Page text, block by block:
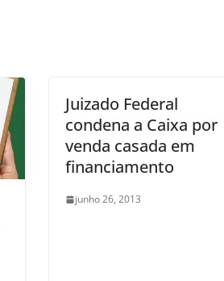
Juizado Federal
condena a Caixa por
venda casada em
financiamento
junho 26, 2013